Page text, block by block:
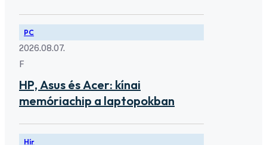
PC
2026.08.07.
F
HP, Asus és Acer: kínai
memóriachip a laptopokban
Hír